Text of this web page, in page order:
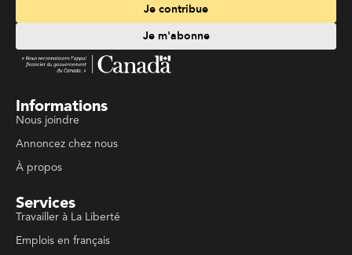
Je contribue
Je m'abonne
Informations
Nous joindre
Annoncez chez nous
À propos
Services
Travailler à La Liberté
Emplois en français